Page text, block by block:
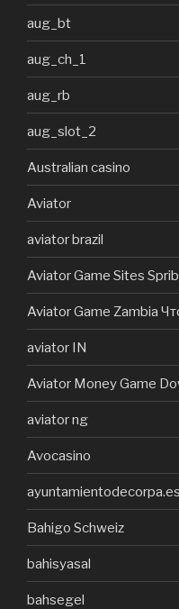
aug_bt
aug_ch_1
aug_rb
aug_slot_2
Australian casino
Aviator
aviator brazil
Aviator Game Sites
Aviator Game Zambia
aviator IN
Aviator Money Game
aviator ng
Avocasino
ayuntamientodecorpa.es
Bahigo Schweiz
bahisyasal
bahsegel